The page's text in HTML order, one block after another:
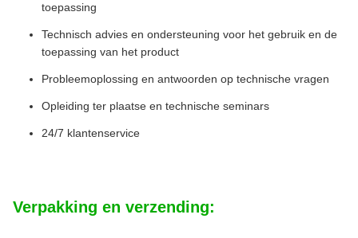
toepassing
Technisch advies en ondersteuning voor het gebruik en de
toepassing van het product
Probleemoplossing en antwoorden op technische vragen
Opleiding ter plaatse en technische seminars
24/7 klantenservice
Verpakking en verzending: